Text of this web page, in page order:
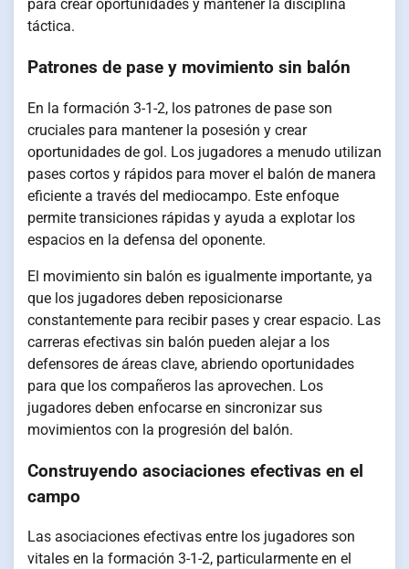
para crear oportunidades y mantener la disciplina
táctica.
Patrones de pase y movimiento sin balón
En la formación 3-1-2, los patrones de pase son
cruciales para mantener la posesión y crear
oportunidades de gol. Los jugadores a menudo utilizan
pases cortos y rápidos para mover el balón de manera
eficiente a través del mediocampo. Este enfoque
permite transiciones rápidas y ayuda a explotar los
espacios en la defensa del oponente.
El movimiento sin balón es igualmente importante, ya
que los jugadores deben reposicionarse
constantemente para recibir pases y crear espacio. Las
carreras efectivas sin balón pueden alejar a los
defensores de áreas clave, abriendo oportunidades
para que los compañeros las aprovechen. Los
jugadores deben enfocarse en sincronizar sus
movimientos con la progresión del balón.
Construyendo asociaciones efectivas en el
campo
Las asociaciones efectivas entre los jugadores son
vitales en la formación 3-1-2, particularmente en el